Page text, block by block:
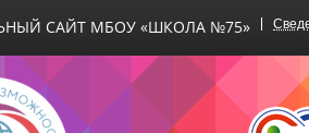
САЙТ МБОУ «ШКОЛА №75»